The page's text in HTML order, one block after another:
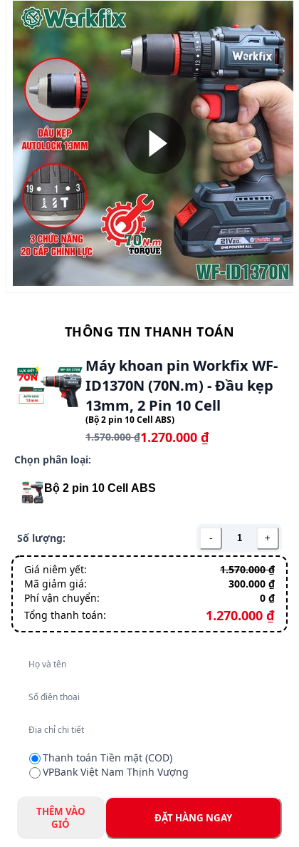
THÔNG TIN THANH TOÁN
Máy khoan pin Workfix WF-
ID1370N (70N.m) - Đầu kẹp
13mm, 2 Pin 10 Cell
(Bộ 2 pin 10 Cell ABS)
1.570.000 ₫1.270.000 ₫
Chọn phân loại:
Bộ 2 pin 10 Cell ABS
Số lượng: - +
Giá niêm yết:
1.570.000 ₫
Mã giảm giá:
300.000 ₫
Phí vận chuyển:
0 ₫
Tổng thanh toán:
1.270.000 ₫
Họ và tên
Số điện thoại
Địa chỉ chi tiết
Thanh toán Tiền mặt (COD)
VPBank Việt Nam Thịnh Vượng
THÊM VÀO
GIỎ
ĐẶT HÀNG NGAY